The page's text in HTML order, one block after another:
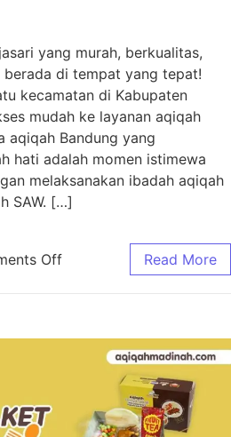
yang murah, berkualitas,
berada di tempat yang tepat!
kecamatan di Kabupaten
mudah ke layanan aqiqah
aqiqah Bandung yang
hati adalah momen istimewa
melaksanakan ibadah aqiqah
SAW. […]
Off Read More